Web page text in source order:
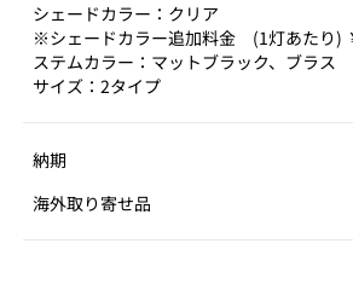
シェードカラー：クリア
※シェードカラー追加料金 (1灯あたり)
ステムカラー：マットブラック、ブラス
サイズ：2タイプ
納期
海外取り寄せ品